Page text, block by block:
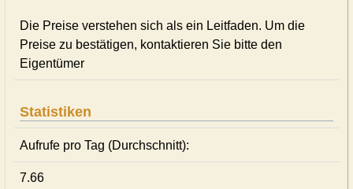
Die Preise verstehen sich als ein Leitfaden. Um die
Preise zu bestätigen, kontaktieren Sie bitte den
Eigentümer
Statistiken
Aufrufe pro Tag (Durchschnitt):
7.66